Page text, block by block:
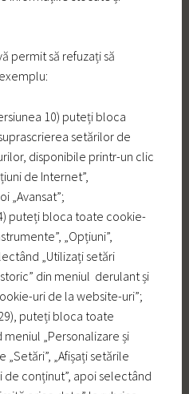
permit să refuzați să
10) puteți bloca
setărilor de
disponibile printr-un clic
de Internet”,
„Avansat”;
puteți bloca toate cookie-
„Opțiuni”,
„Utilizați setări
din meniul derulant și
uri de la website-uri”;
puteți bloca toate
„Personalizare și
„Afișați setările
de conținut”, apoi selectând